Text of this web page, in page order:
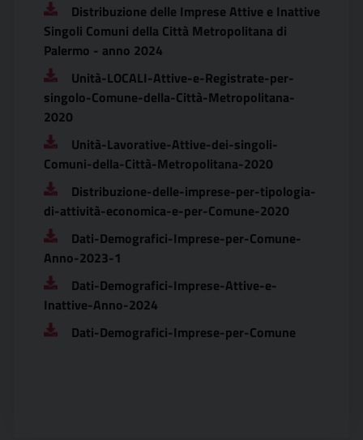
Distribuzione delle Imprese Attive e Inattive
Singoli Comuni della Città Metropolitana di
Palermo - anno 2024
Unità-LOCALI-Attive-e-Registrate-per-
singolo-Comune-della-Città-Metropolitana-
2020
Unità-Lavorative-Attive-dei-singoli-
Comuni-della-Città-Metropolitana-2020
Distribuzione-delle-imprese-per-tipologia-
di-attività-economica-e-per-Comune-2020
Dati-Demografici-Imprese-per-Comune-
Anno-2023-1
Dati-Demografici-Imprese-Attive-e-
Inattive-Anno-2024
Dati-Demografici-Imprese-per-Comune